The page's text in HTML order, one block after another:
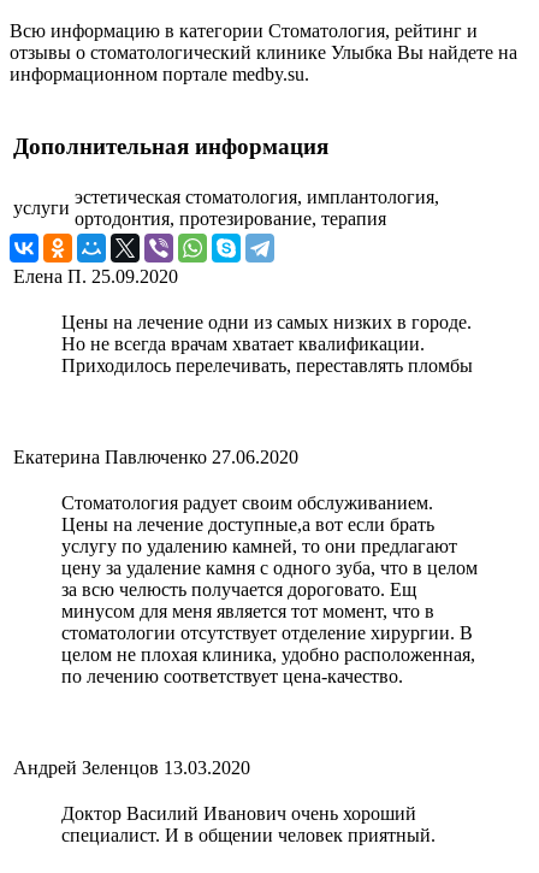
Всю информацию в категории Стоматология, рейтинг и
отзывы о стоматологический клинике Улыбка Вы найдете на
информационном портале medby.su.
Дополнительная информация
услуги
эстетическая стоматология, имплантология,
ортодонтия, протезирование, терапия
Елена П. 25.09.2020
Цены на лечение одни из самых низких в городе.
Но не всегда врачам хватает квалификации.
Приходилось перелечивать, переставлять пломбы
Екатерина Павлюченко 27.06.2020
Стоматология радует своим обслуживанием.
Цены на лечение доступные,а вот если брать
услугу по удалению камней, то они предлагают
цену за удаление камня с одного зуба, что в целом
за всю челюсть получается дороговато. Ещ
минусом для меня является тот момент, что в
стоматологии отсутствует отделение хирургии. В
целом не плохая клиника, удобно расположенная,
по лечению соответствует цена-качество.
Андрей Зеленцов 13.03.2020
Доктор Василий Иванович очень хороший
специалист. И в общении человек приятный.